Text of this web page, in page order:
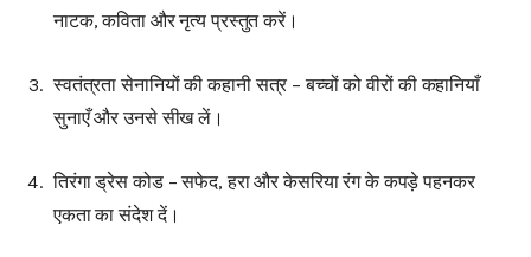
नाटक, कविता और नृत्य प्रस्तुत करें।
स्वतंत्रता सेनानियों की कहानी सत्र – बच्चों को वीरों की कहानियाँ
सुनाएँ और उनसे सीख लें।
तिरंगा ड्रेस कोड – सफेद, हरा और केसरिया रंग के कपड़े पहनकर
एकता का संदेश दें।